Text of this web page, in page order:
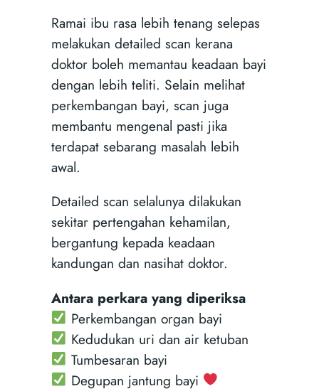
Ramai ibu rasa lebih tenang selepas
melakukan detailed scan kerana
doktor boleh memantau keadaan bayi
dengan lebih teliti. Selain melihat
perkembangan bayi, scan juga
membantu mengenal pasti jika
terdapat sebarang masalah lebih
awal.
Detailed scan selalunya dilakukan
sekitar pertengahan kehamilan,
bergantung kepada keadaan
kandungan dan nasihat doktor.
Antara perkara yang diperiksa
Perkembangan organ bayi
Kedudukan uri dan air ketuban
Tumbesaran bayi
Degupan jantung bayi